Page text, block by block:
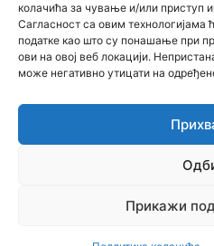
колачића за чување и/или приступ
Сагласност са овим технологијама
податке као што су понашање при
ови на овој веб локацији.
може негативно утицати на
Прикажи